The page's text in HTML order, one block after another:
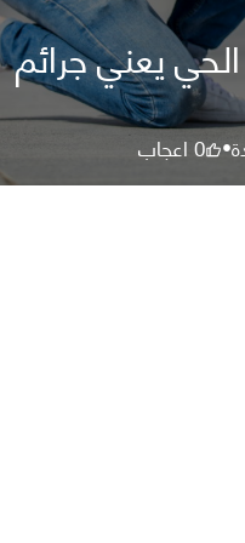
يعني جرائم
•
0اعجاب